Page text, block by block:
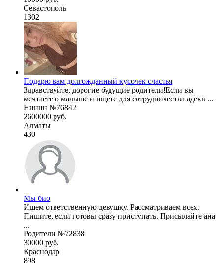
Севастополь
1302
Подарю вам долгожданный кусочек счастья
Здравствуйте, дорогие будущие родители! ​Если вы
мечтаете о малыше и ищете для сотрудничества адекв ...
Ннннн №76842
2600000 руб.
Алматы
430
Мы био
Ищем ответственную девушку. Рассматриваем всех.
Пишите, если готовы сразу приступать. Присылайте ана
...
Родители №72838
30000 руб.
Краснодар
898